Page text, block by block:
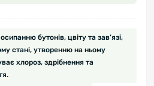
бутонів, цвіту та зав’язі,
стані, утворенню на ньому
хлороз, здрібнення та